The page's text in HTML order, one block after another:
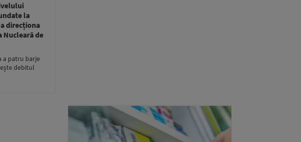
la
direcționa
de
a patru barje
debitul